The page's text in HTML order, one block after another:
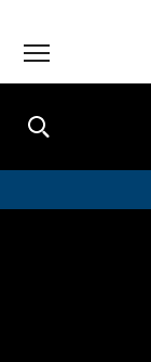
LEXOMIL SANS